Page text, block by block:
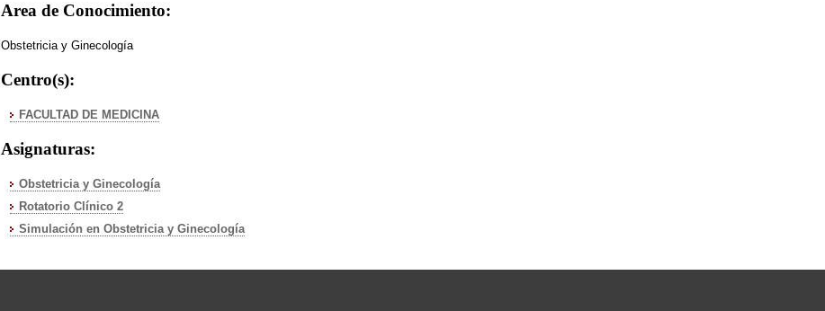
Area de Conocimiento:
Obstetricia y Ginecología
Centro(s):
FACULTAD DE MEDICINA
Asignaturas:
Obstetricia y Ginecología
Rotatorio Clínico 2
Simulación en Obstetricia y Ginecología